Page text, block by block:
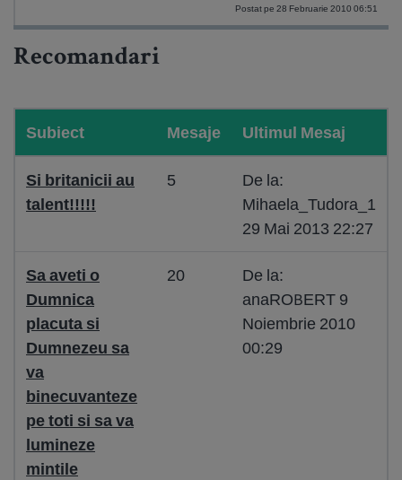
Postat pe 28 Februarie 2010 06:51
Recomandari
Subiect Mesaje Ultimul Mesaj
Si britanicii au
talent!!!!!
5
De la:
Mihaela_Tudora_1
29 Mai 2013 22:27
Sa aveti o
Dumnica
placuta si
Dumnezeu sa
va
binecuvanteze
pe toti si sa va
lumineze
mintile
20
De la:
anaROBERT 9
Noiembrie 2010
00:29